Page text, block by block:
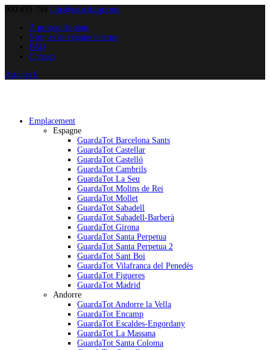
900 839 794 info@guardatot.com
À propos de nous
Normes de régime interne
FAQ
Contact
Articles 0
Emplacement
Espagne
GuardaTot Barcelona Sants
GuardaTot Castellar
GuardaTot Castelló
GuardaTot Cambrils
GuardaTot La Seu
GuardaTot Molins de Rei
GuardaTot Mollet
GuardaTot Sabadell
GuardaTot Sabadell-Barberà
GuardaTot Girona
GuardaTot Santa Perpetua
GuardaTot Santa Perpetua 2
GuardaTot Sant Boi
GuardaTot Vilafranca del Penedès
GuardaTot Figueres
GuardaTot Madrid
Andorre
GuardaTot Andorre la Vella
GuardaTot Encamp
GuardaTot Escaldes-Engordany
GuardaTot La Massana
GuardaTot Santa Coloma